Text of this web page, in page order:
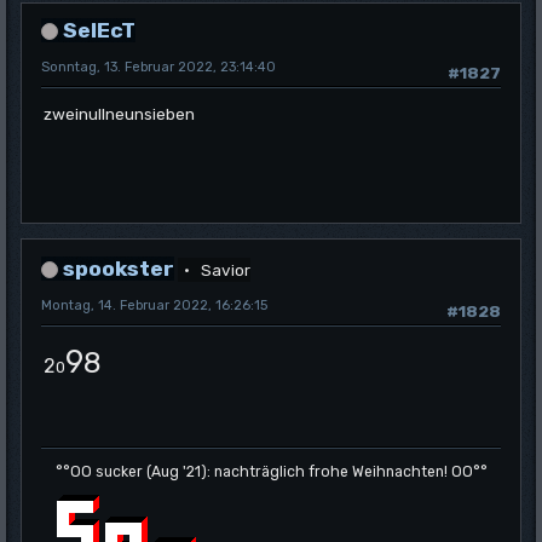
SelEcT
#1827
Sonntag, 13. Februar 2022, 23:14:40
zweinullneunsieben
spookster Savior
#1828
Montag, 14. Februar 2022, 16:26:15
2098
°°OO sucker (Aug '21): nachträglich frohe Weihnachten! OO°°